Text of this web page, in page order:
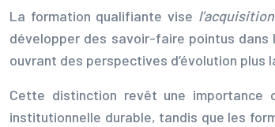
La formation qualifiante vise
développer des savoir-faire pointus dans
ouvrant des perspectives d’évolution plus
Cette distinction revêt une importance
institutionnelle durable, tandis que les